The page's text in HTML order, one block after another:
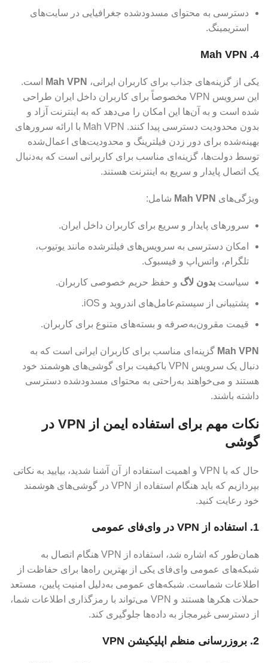
دسترسی به محتوای مسدودشده جغرافیایی در سایت‌های
استریمینگ.
4. Mah VPN
یکی از گزینه‌های جذاب برای کاربران ایرانی، Mah VPN
است.
این سرویس VPN مخصوصاً برای کاربران داخل ایران طراحی
شده است و به آن‌ها این امکان را می‌دهد که به اینترنت آزاد و
بدون محدودیت دسترسی پیدا کنند. Mah VPN با ارائه سرورهای
بهینه‌شده برای دور زدن فیلترینگ و محدودیت‌های اعمال‌شده
توسط دولت‌ها، گزینه‌ای مناسب برای کاربرانی است که به‌دنبال
یک اتصال پایدار و سریع به اینترنت هستند.
ویژگی‌های Mah VPN شامل:
سرورهای پایدار و سریع برای کاربران داخل ایران.
امکان دسترسی به سرویس‌های فیلترشده مانند یوتیوب،
تلگرام، واتس‌اپ و فیسبوک.
سیاست بدون لاگ و حفظ حریم خصوصی کاربران.
پشتیبانی از سیستم‌عامل‌های اندروید و iOS.
قیمت مقرون‌به‌صرفه و بسته‌های متنوع برای کاربران.
Mah VPN گزینه‌ای مناسب برای کاربران ایرانی است که به
دنبال یک سرویس VPN باکیفیت برای گوشی‌های هوشمند خود
هستند و می‌خواهند به‌راحتی به محتوای مسدودشده دسترسی
داشته باشند.
نکات مهم برای استفاده ایمن از VPN در
گوشی
حال که با VPN و اهمیت استفاده از آن آشنا شدید، بیایید به نکاتی
بپردازیم که باید هنگام استفاده از VPN در گوشی‌های هوشمند
خود رعایت کنید.
1. استفاده از VPN در وای‌فای عمومی
همان‌طور که اشاره شد، استفاده از VPN هنگام اتصال به
شبکه‌های عمومی وای‌فای یکی از بهترین راه‌ها برای حفاظت از
اطلاعات شماست. شبکه‌های عمومی به‌دلیل امنیت پایین، مستعد
حملات هکرها هستند و VPN می‌تواند با رمزگذاری اطلاعات شما،
از دسترسی غیرمجاز به داده‌ها جلوگیری کند.
2. بروزرسانی منظم اپلیکیشن VPN